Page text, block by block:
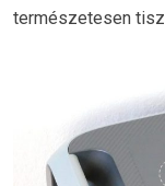
természetesen